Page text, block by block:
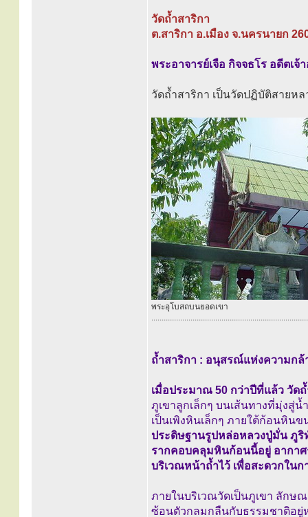
วัดถ้ำสาริกา
ต.สาริกา อ.เมือง จ.นครนายก
พระอาจารย์เจือ กิจจธโร อดีตเจ้
วัดถ้ำสาริกา เป็นวัดปฏิบัติสายห
พระอุโบสถบนยอดเขา
............................................................................
ถ้ำสาริกา : อนุสรณ์แห่งความก
เมื่อประมาณ 50 กว่าปีที่แล้ว วัด
ภูเขาลูกเล็กๆ บนเส้นทางที่มุ่งสู่
เป็นเพิงหินเล็กๆ ภายใต้ก้อนหิน
ประดิษฐานรูปหล่อหลวงปู่มั่น ภูริ
รากคอบคลุมหินก้อนนี้อยู่ อากาศ
บริเวณหน้าถ้ำไว้ เพื่อสะดวกใน
ภายในบริเวณวัดเป็นภูเขา ลักษ
ซ้อนตัวกลมกลืนกับธรรมชาติอยู่